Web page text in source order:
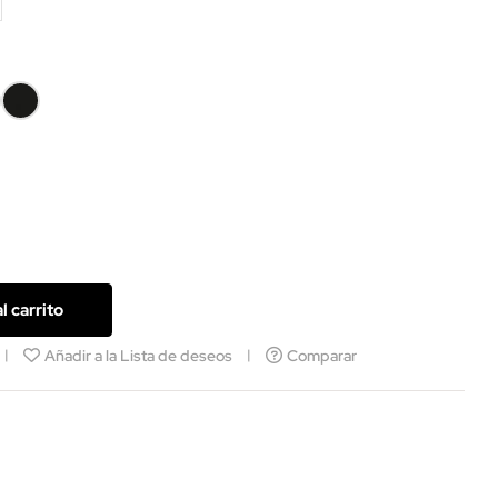
Lacada
en
carrito
Añadir a la Lista de deseos Comparar